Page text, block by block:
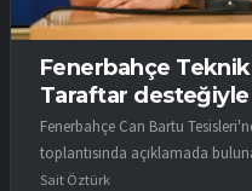
Fenerbahçe
Taraftar desteğiyle
Fenerbahçe Can Bartu
toplantısında açıklamada
Sait Öztürk